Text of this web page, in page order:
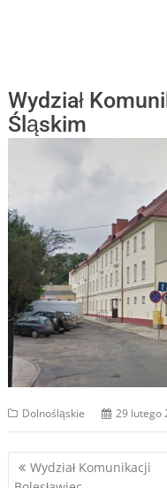
Wydział
Śląskim
Dolnośląskie 29 lutego
Nawigacja
Wydział Komunikacji